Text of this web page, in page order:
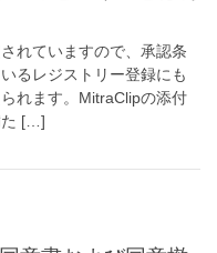
れていますので、承認条
るレジストリー登録にも
れます。MitraClipの添付
た […]